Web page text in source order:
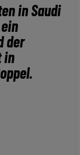
in Saudi
der
in